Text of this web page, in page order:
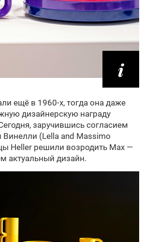
ещё в 1960-х, тогда она даже
дизайнерскую награду
заручившись согласием
Винелли (Lella and Massimo
Heller решили возродить Max —
актуальный дизайн.